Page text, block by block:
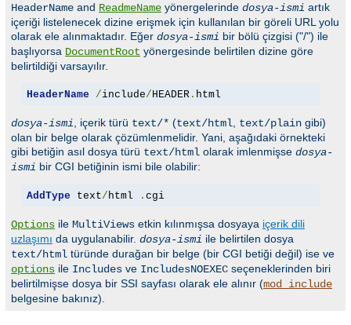
HeaderName and ReadmeName yönergelerinde dosya-ismi artık
içeriği listelenecek dizine erişmek için kullanılan bir göreli URL yolu
olarak ele alınmaktadır. Eğer dosya-ismi bir bölü çizgisi ("/") ile
başlıyorsa DocumentRoot yönergesinde belirtilen dizine göre
belirtildiği varsayılır.
HeaderName /include/HEADER. html
dosya-ismi , içerik türü text/* (text/html text/plain gibi)
olan bir belge olarak çözümlenmelidir. Yani, aşağıdaki örnekteki
gibi betiğin asıl dosya türü text/html olarak imlenmişse dosya-
ismi bir CGI betiğinin ismi bile olabilir:
AddType text/ html . cgi
Options ile MultiViews etkin kılınmışsa dosyaya içerik dili
uzlaşımı da uygulanabilir. dosya-ismi ile belirtilen dosya
text/html türünde durağan bir belge (bir CGI betiği değil) ise ve
options ile Includes ve IncludesNOEXEC seçeneklerinden biri
belirtilmişse dosya bir SSI sayfası olarak ele alınır (mod_include
belgesine bakınız).